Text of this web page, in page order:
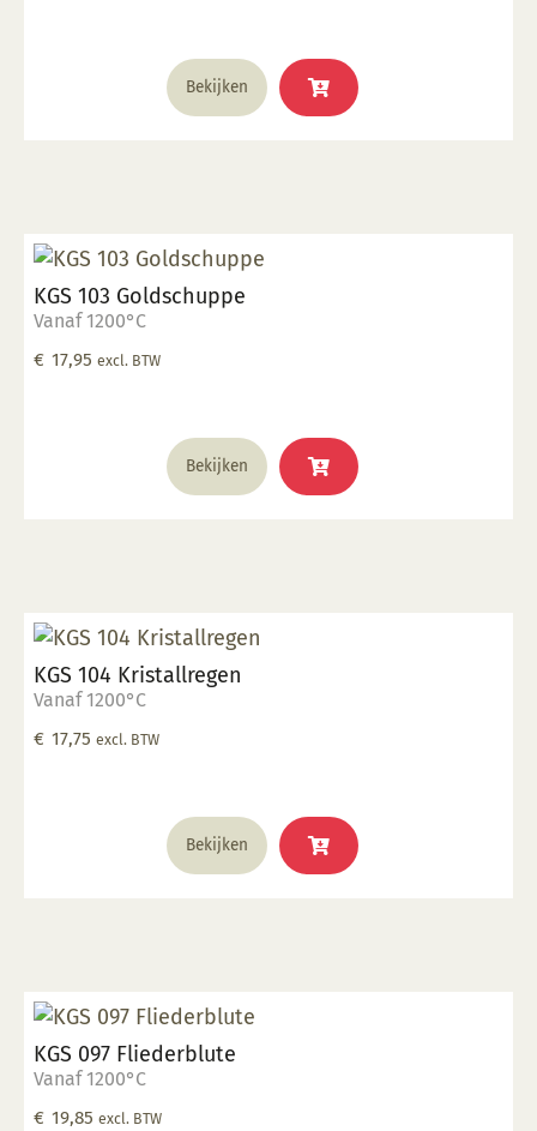
Bekijken
KGS 103 Goldschuppe
Vanaf 1200°C
€ 17,95 excl. BTW
Bekijken
KGS 104 Kristallregen
Vanaf 1200°C
€ 17,75 excl. BTW
Bekijken
KGS 097 Fliederblute
Vanaf 1200°C
€ 19,85 excl. BTW